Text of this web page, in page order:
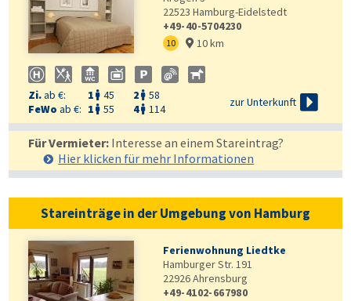
22523 Hamburg-Eidelstedt
+49-40-5704230
10  10 km
Zi.ab €: 1  45 2  58
FeWo ab €: 1  55 4 114
zur Unterkunft 
Für Vermieter: Interesse an einem Stareintrag?
Hier klicken für mehr Informationen
Stareinträge in der Umgebung von Hamburg
Ferienwohnung Liedtke
Hamburger Str. 191
22926Ahrensburg
+49-4102-667980